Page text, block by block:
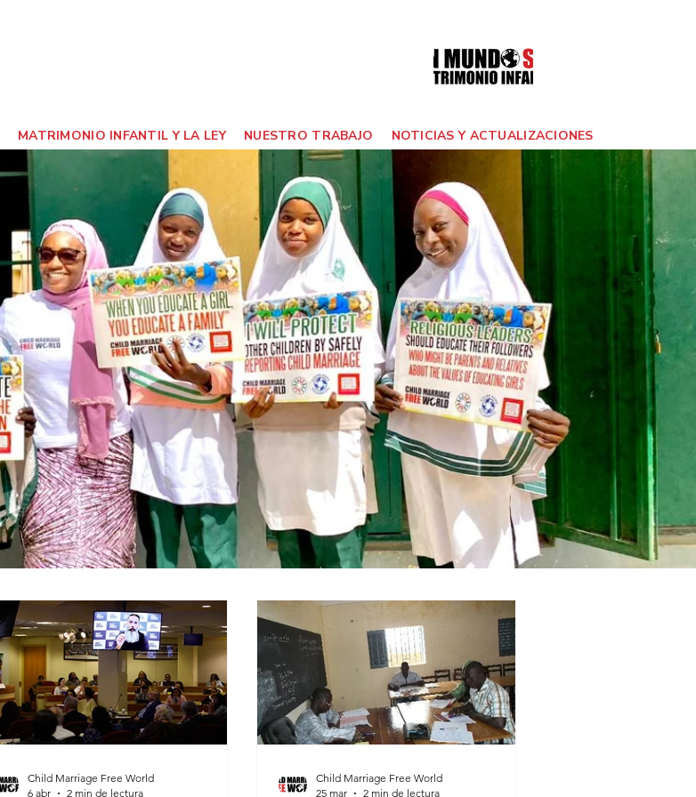
Child Marriage Free World
6 abr
2 min de lectura
Child Marriage Free World
25 mar
2 min de lectura
MATRIMONIO INFANTIL Y LA LEY NUESTRO TRABAJO NOTICIAS Y ACTUALIZACIONES